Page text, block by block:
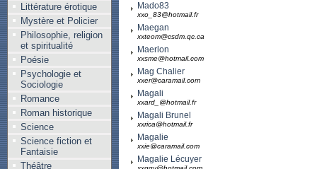
Littérature érotique
Mystère et Policier
Philosophie, religion
et spiritualité
Poésie
Psychologie et
Sociologie
Romance
Roman historique
Science
Science fiction et
Fantaisie
Théâtre
Mado83
xxo_83@hotmail.fr
Maegan
xxteom@csdm.qc.ca
Maerlon
xxsme@hotmail.com
Mag Chalier
xxer@caramail.com
Magali
xxard_@hotmail.fr
Magali Brunel
xxrica@hotmail.fr
Magalie
xxie@caramail.com
Magalie Lécuyer